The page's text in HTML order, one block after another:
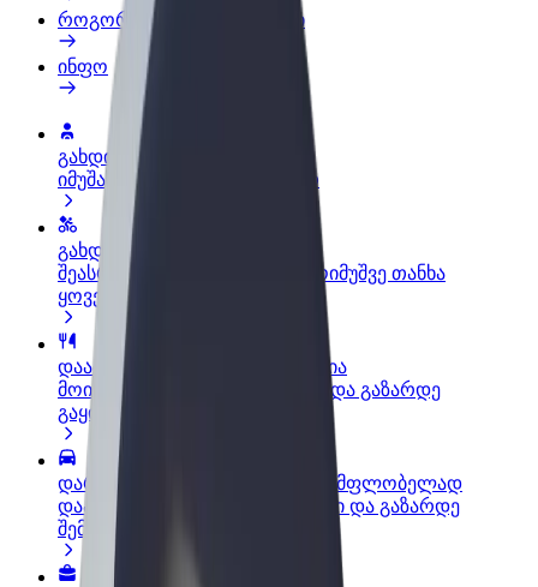
როგორ გავხდე გამომწერი
ინფო
გახდი პარტნიორი მძღოლი
იმუშავე საკუთარი გრაფიკით
გახდი კურიერი
შეასრულე შეკვეთები და გამოიმუშვე თანხა
ყოველკვირეულად
დაამატე რესტორანი ან მაღაზია
მოიზიდე მეტი მომხმარებელი და გაზარდე
გაყიდვები
დარეგისტრირდი ავტოპარკის მფლობელად
დაამატე შენი ავტოპარკი Bolt-ში და გაზარდე
შემოსავალი